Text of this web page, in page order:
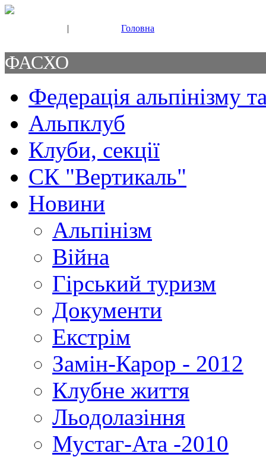
| Головна
ФАСХО
Федерація альпінізму
Альпклуб
Клуби, секції
СК "Вертикаль"
Новини
Альпінізм
Війна
Гірський туризм
Документи
Екстрім
Замін-Карор - 2012
Клубне життя
Льодолазіння
Мустаг-Ата -2010